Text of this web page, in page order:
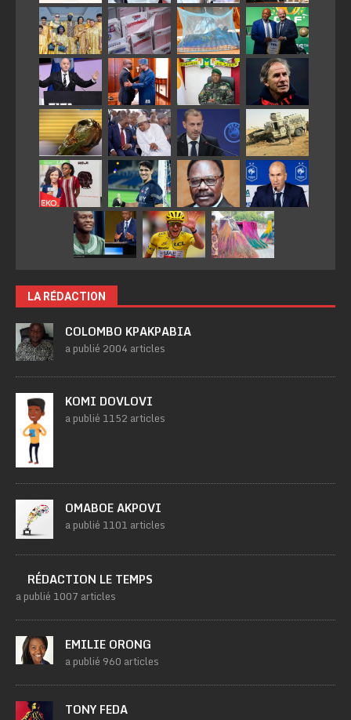
LA RÉDACTION
COLOMBO KPAKPABIA
a publié 2004 articles
KOMI DOVLOVI
a publié 1152 articles
OMABOE AKPOVI
a publié 1101 articles
RÉDACTION LE TEMPS
a publié 1007 articles
EMILIE ORONG
a publié 960 articles
TONY FEDA